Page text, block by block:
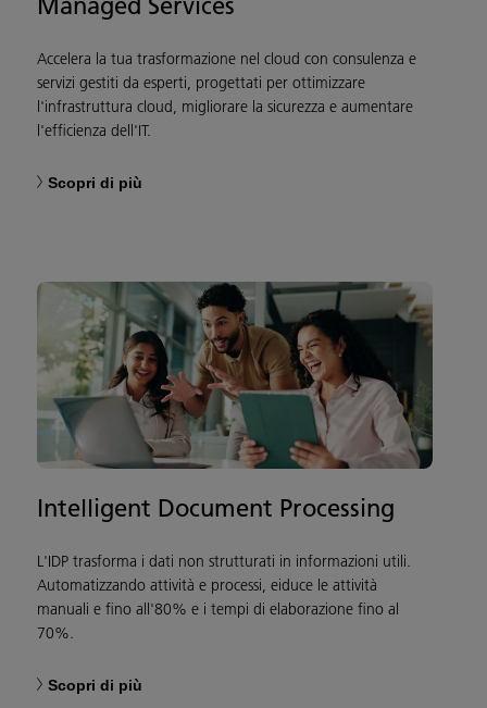
Accelera la tua trasformazione nel cloud con consulenza e
servizi gestiti da esperti, progettati per ottimizzare
l'infrastruttura cloud, migliorare la sicurezza e aumentare
l'efficienza dell'IT.
Scopri di più
Intelligent Document Processing
L'IDP trasforma i dati non strutturati in informazioni utili.
Automatizzando attività e processi, eiduce le attività
manuali e fino all'80% e i tempi di elaborazione fino al
70%.
Scopri di più